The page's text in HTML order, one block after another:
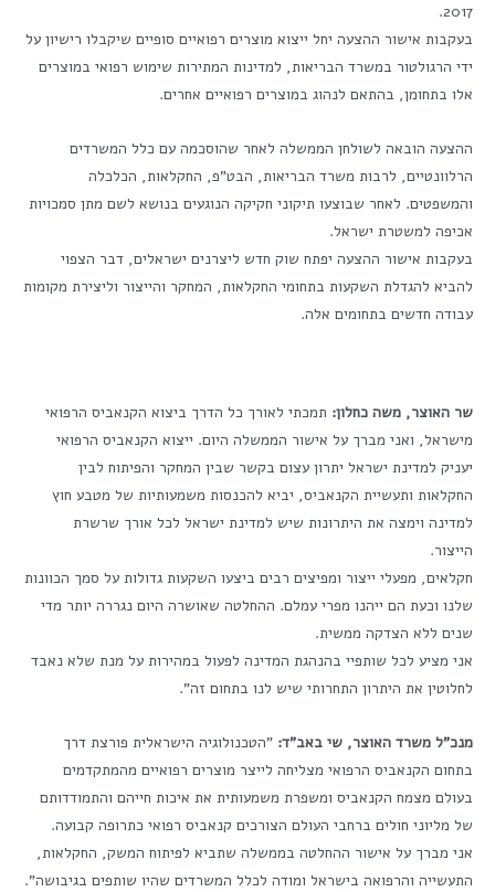
2017.
בעקבות אישור ההצעה יחל ייצוא מוצרים רפואיים סופיים שיקבלו רישיון על
ידי הרגולטור במשרד הבריאות, למדינות המתירות שימוש רפואי במוצרים
אלו בתחומן, בהתאם לנהוג במוצרים רפואיים אחרים.
ההצעה הובאה לשולחן הממשלה לאחר שהוסכמה עם כלל המשרדים
הרלוונטיים, לרבות משרד הבריאות, הבט"פ, החקלאות, הכלכלה
והמשפטים. לאחר שבוצעו תיקוני חקיקה הנוגעים בנושא לשם מתן סמכויות
אכיפה למשטרת ישראל.
בעקבות אישור ההצעה יפתח שוק חדש ליצרנים ישראלים, דבר הצפוי
להביא להגדלת השקעות בתחומי החקלאות, המחקר והייצור וליצירת מקומות
עבודה חדשים בתחומים אלה.
שר האוצר, משה כחלון: תמכתי לאורך כל הדרך ביצוא הקנאביס הרפואי
מישראל, ואני מברך על אישור הממשלה היום. ייצוא הקנאביס הרפואי
יעניק למדינת ישראל יתרון עצום בקשר שבין המחקר והפיתוח לבין
החקלאות ותעשיית הקנאביס, יביא להכנסות משמעותיות של מטבע חוץ
למדינה וימצה את היתרונות שיש למדינת ישראל לכל אורך שרשרת
הייצור.
חקלאים, מפעלי ייצור ומפיצים רבים ביצעו השקעות גדולות על סמך הכוונות
שלנו וכעת הם ייהנו מפרי עמלם. ההחלטה שאושרה היום נגררה יותר מדי
שנים ללא הצדקה ממשית.
אני מציע לכל שותפיי בהנהגת המדינה לפעול במהירות על מנת שלא נאבד
לחלוטין את היתרון התחרותי שיש לנו בתחום זה".
מנכ"ל משרד האוצר, שי באב"ד: "הטכנולוגיה הישראלית פורצת דרך
בתחום הקנאביס הרפואי מצליחה לייצר מוצרים רפואיים מהמתקדמים
בעולם מצמח הקנאביס ומשפרת משמעותית את איכות חייהם והתמודדותם
של מליוני חולים ברחבי העולם הצורכים קנאביס רפואי כתרופה קבועה.
אני מברך על אישור ההחלטה בממשלה שתביא לפיתוח המשק, החקלאות,
התעשייה והרפואה בישראל ומודה לכלל המשרדים שהיו שותפים בגיבושה".